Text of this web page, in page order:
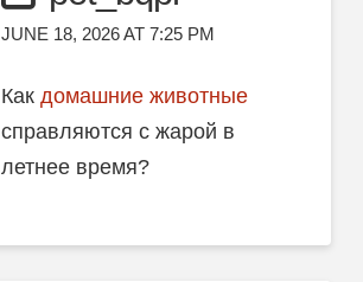
JUNE 18, 2026 AT 7:25 PM
Какдомашние животные
справляются с жарой в
летнее время?